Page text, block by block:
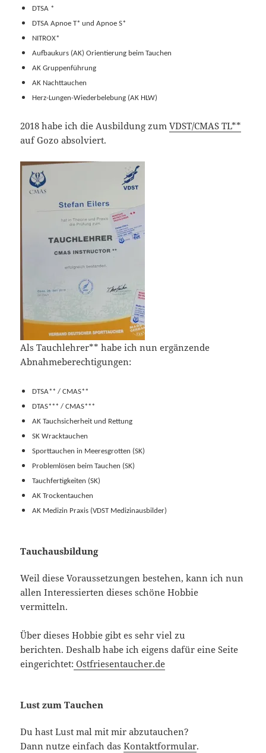
DTSA *
DTSA Apnoe T* und Apnoe S*
NITROX*
Aufbaukurs (AK) Orientierung beim Tauchen
AK Gruppenführung
AK Nachttauchen
Herz-Lungen-Wiederbelebung (AK HLW)
2018 habe ich die Ausbildung zumVDST/CMAS TL**
auf Gozo absolviert.
Als Tauchlehrer** habe ich nun ergänzende
Abnahmeberechtigungen:
DTSA** / CMAS**
DTAS*** / CMAS***
AK Tauchsicherheit und Rettung
SK Wracktauchen
Sporttauchen in Meeresgrotten (SK)
Problemlösen beim Tauchen (SK)
Tauchfertigkeiten (SK)
AK Trockentauchen
AK Medizin Praxis (VDST Medizinausbilder)
Tauchausbildung
Weil diese Voraussetzungen bestehen, kann ich nun
allen Interessierten dieses schöne Hobbie
vermitteln.
Über dieses Hobbie gibt es sehr viel zu
berichten. Deshalb habe ich eigens dafür eine Seite
eingerichtet: Ostfriesentaucher.de
Lust zum Tauchen
Du hast Lust mal mit mir abzutauchen?
Dann nutze einfach dasKontaktformular.